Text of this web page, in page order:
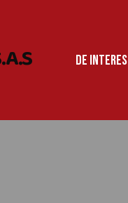
DE INTERES